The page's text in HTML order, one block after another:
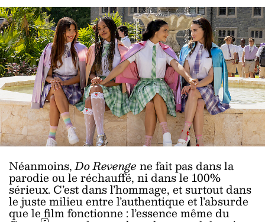
Néanmoins,Do Revengene fait pas dans la
parodie ou le réchauffé, ni dans le 100%
sérieux. C’est dans l’hommage, et surtout dans
le juste milieu entre l’authentique et l’absurde
que le film fonctionne : l’essence même du